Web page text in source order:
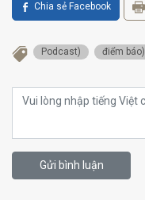
Chia sẻ Facebook
Podcast) điểm báo)
Gửi bình luận